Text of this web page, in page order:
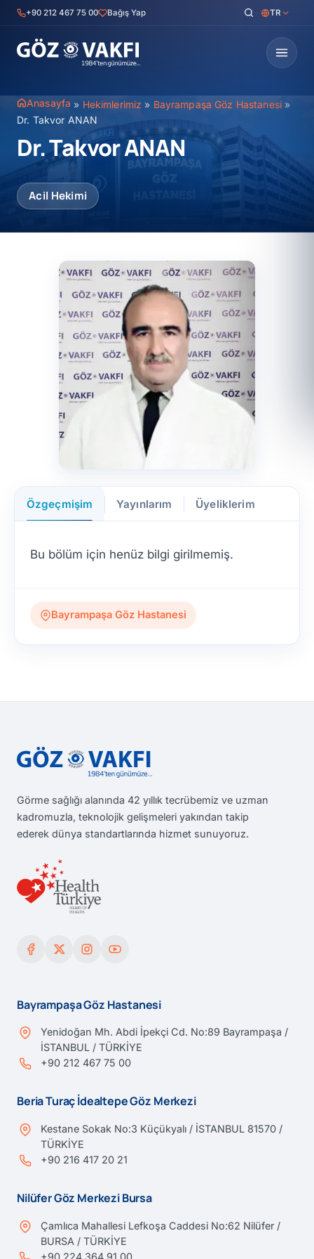
İçeriğe+90 212 467 75 00 Bağış Yap TR
Anasayfa » Hekimlerimiz » Bayrampaşa Göz Hastanesi »
Dr. Takvor ANAN
Dr. Takvor ANAN
Acil Hekimi
Özgeçmişim Yayınlarım Üyeliklerim
Bu bölüm için henüz bilgi girilmemiş.
Bayrampaşa Göz Hastanesi
Görme sağlığı alanında 42 yıllık tecrübemiz ve uzman
kadromuzla, teknolojik gelişmeleri yakından takip
ederek dünya standartlarında hizmet sunuyoruz.
Bayrampaşa Göz Hastanesi
Yenidoğan Mh. Abdi İpekçi Cd. No:89 Bayrampaşa /
İSTANBUL / TÜRKİYE
+90 212 467 75 00
Beria Turaç İdealtepe Göz Merkezi
Kestane Sokak No:3 Küçükyalı / İSTANBUL 81570 /
TÜRKİYE
+90 216 417 20 21
Nilüfer Göz Merkezi Bursa
Çamlıca Mahallesi Lefkoşa Caddesi No:62 Nilüfer /
BURSA / TÜRKİYE
+90 224 364 91 00